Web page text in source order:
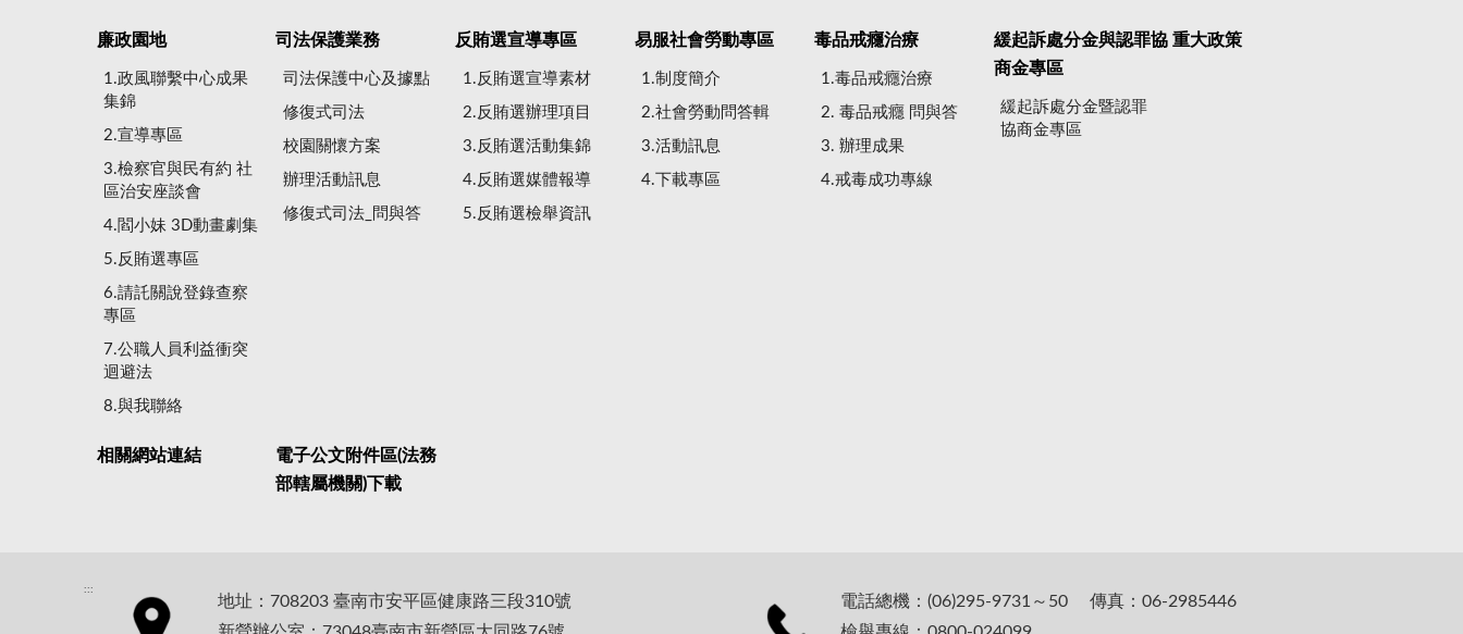
廉政園地
1.政風聯繫中心成果
集錦
2.宣導專區
3.檢察官與民有約 社
區治安座談會
4.閻小妹 3D動畫劇集
5.反賄選專區
6.請託關說登錄查察
專區
7.公職人員利益衝突
迴避法
8.與我聯絡
司法保護業務
司法保護中心及據點
修復式司法
校園關懷方案
辦理活動訊息
修復式司法_問與答
反賄選宣導專區
1.反賄選宣導素材
2.反賄選辦理項目
3.反賄選活動集錦
4.反賄選媒體報導
5.反賄選檢舉資訊
易服社會勞動專區
1.制度簡介
2.社會勞動問答輯
3.活動訊息
4.下載專區
毒品戒癮治療
1.毒品戒癮治療
2. 毒品戒癮 問與答
3. 辦理成果
4.戒毒成功專線
緩起訴處分金與認罪協
商金專區
緩起訴處分金暨認罪
協商金專區
重大政策
相關網站連結
電子公文附件區(法務
部轄屬機關)下載
:::
地址：708203 臺南市安平區健康路三段310號
電話總機：(06)295-9731～50 傳真：06-2985446